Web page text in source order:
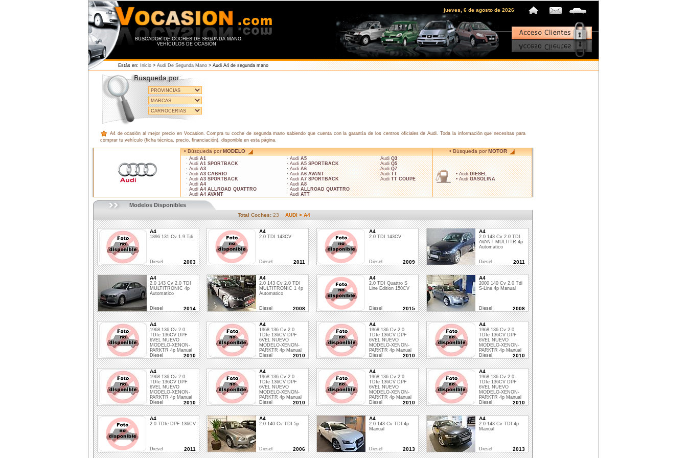
BUSCADOR DE COCHES DE SEGUNDA MANO.
VEHÍCULOS DE OCASIÓN
jueves, 6 de agosto de 2026
Estás en: Inicio > Audi De Segunda Mano > Audi A4 de segunda mano
A4 de ocasión al mejor precio en Vocasion. Compra tu coche de segunda mano sabiendo que cuenta con la garantía de los centros oficiales de Audi. Toda la información que necesitas para
comprar tu vehículo (ficha técnica, precio, financiación), disponible en esta página.
• Búsqueda porMODELO
· Audi A1
· Audi A1 SPORTBACK
· Audi A3
· Audi A3 CABRIO
· Audi A3 SPORTBACK
· Audi A4
· Audi A4 ALLROAD QUATTRO
· Audi A4 AVANT
· Audi A5
· Audi A5 SPORTBACK
· Audi A6
· Audi A6 AVANT
· Audi A7 SPORTBACK
· Audi A8
· Audi ALLROAD QUATTRO
· Audi ATT
· AudiQ3
· AudiQ5
· AudiQ7
· AudiTT
· AudiTT COUPE
• Búsqueda porMOTOR
• AudiDIESEL
• AudiGASOLINA
Modelos Disponibles
Total Coches: 23 AUDI > A4
A4
1896 131 Cv 1.9 Tdi
Diesel 2003
A4
2.0 TDI 143CV
Diesel 2011
A4
2.0 TDI 143CV
Diesel 2009
A4
2.0 143 Cv 2.0 TDI
AVANT MULTITR 4p
Automatico
Diesel 2011
A4
2.0 143 Cv 2.0 TDI
MULTITRONIC 4p
Automatico
Diesel 2014
A4
2.0 143 Cv 2.0 TDI
MULTITRONIC 1 4p
Automatico
Diesel 2008
A4
2.0 TDI Quattro S
Line Edition 150CV
Diesel 2015
A4
2000 140 Cv 2.0 Tdi
S-Line 4p Manual
Diesel 2008
A4
1968 136 Cv 2.0
TDIe 136CV DPF
6VEL NUEVO
MODELO-XENON-
PARKTR 4p Manual
Diesel
2010
A4
1968 136 Cv 2.0
TDIe 136CV DPF
6VEL NUEVO
MODELO-XENON-
PARKTR 4p Manual
Diesel
2010
A4
1968 136 Cv 2.0
TDIe 136CV DPF
6VEL NUEVO
MODELO-XENON-
PARKTR 4p Manual
Diesel
2010
A4
1968 136 Cv 2.0
TDIe 136CV DPF
6VEL NUEVO
MODELO-XENON-
PARKTR 4p Manual
Diesel
2010
A4
1968 136 Cv 2.0
TDIe 136CV DPF
6VEL NUEVO
MODELO-XENON-
PARKTR 4p Manual
Diesel
2010
A4
1968 136 Cv 2.0
TDIe 136CV DPF
6VEL NUEVO
MODELO-XENON-
PARKTR 4p Manual
Diesel
2010
A4
1968 136 Cv 2.0
TDIe 136CV DPF
6VEL NUEVO
MODELO-XENON-
PARKTR 4p Manual
Diesel
2010
A4
1968 136 Cv 2.0
TDIe 136CV DPF
6VEL NUEVO
MODELO-XENON-
PARKTR 4p Manual
Diesel
2010
A4
2.0 TDIe DPF 136CV
Diesel 2011
A4
2.0 140 Cv TDI 5p
Diesel 2006
A4
2.0 143 Cv TDI 4p
Manual
Diesel 2013
A4
2.0 143 Cv TDI 4p
Manual
Diesel 2013